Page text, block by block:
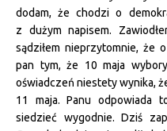
dodam, że chodzi o
z dużym napisem.
sądziłem nieprzytomnie, że
pan tym, że 10 maja
oświadczeń niestety wynika,
11 maja. Panu odpowiada
siedzieć wygodnie. Dziś